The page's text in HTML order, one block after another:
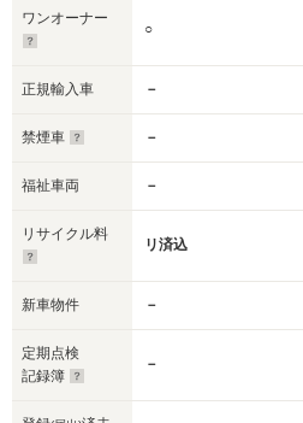
ワンオーナー
○
正規輸入車 －
禁煙車 －
福祉車両 －
リサイクル料
リ済込
新車物件 －
定期点検
記録簿
－